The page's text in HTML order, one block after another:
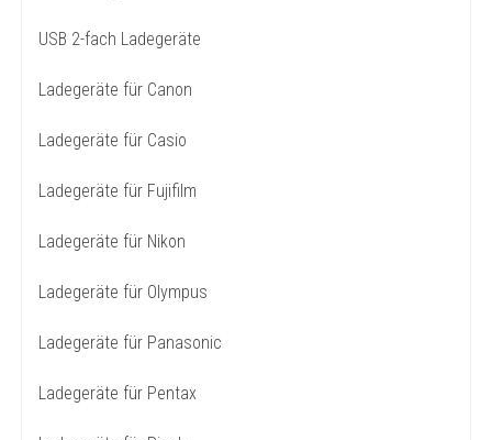
USB 2-fach Ladegeräte
Ladegeräte für Canon
Ladegeräte für Casio
Ladegeräte für Fujifilm
Ladegeräte für Nikon
Ladegeräte für Olympus
Ladegeräte für Panasonic
Ladegeräte für Pentax